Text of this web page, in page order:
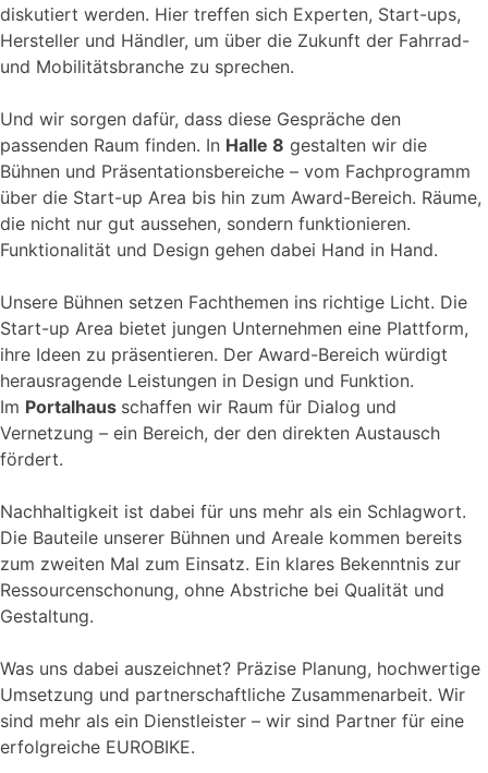
diskutiert werden. Hier treffen sich Experten, Start-ups,
Hersteller und Händler, um über die Zukunft der Fahrrad-
und Mobilitätsbranche zu sprechen.
Und wir sorgen dafür, dass diese Gespräche den
passenden Raum finden. In Halle 8 gestalten wir die
Bühnen und Präsentationsbereiche – vom Fachprogramm
über die Start-up Area bis hin zum Award-Bereich. Räume,
die nicht nur gut aussehen, sondern funktionieren.
Funktionalität und Design gehen dabei Hand in Hand.
Unsere Bühnen setzen Fachthemen ins richtige Licht. Die
Start-up Area bietet jungen Unternehmen eine Plattform,
ihre Ideen zu präsentieren. Der Award-Bereich würdigt
herausragende Leistungen in Design und Funktion.
Im Portalhaus schaffen wir Raum für Dialog und
Vernetzung – ein Bereich, der den direkten Austausch
fördert.
Nachhaltigkeit ist dabei für uns mehr als ein Schlagwort.
Die Bauteile unserer Bühnen und Areale kommen bereits
zum zweiten Mal zum Einsatz. Ein klares Bekenntnis zur
Ressourcenschonung, ohne Abstriche bei Qualität und
Gestaltung.
Was uns dabei auszeichnet? Präzise Planung, hochwertige
Umsetzung und partnerschaftliche Zusammenarbeit. Wir
sind mehr als ein Dienstleister – wir sind Partner für eine
erfolgreiche EUROBIKE.